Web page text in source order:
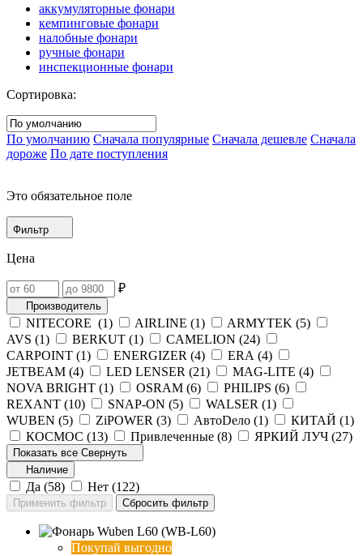
аккумуляторные фонари
кемпинговые фонари
налобные фонари
ручные фонари
инспекционные фонари
Сортировка:
По умолчанию Сначала популярные Сначала дешевле Сначала
дороже По дате поступления
Это обязательное поле
Фильтр
Цена
₽
Производитель
NITECORE (1) AIRLINE (1) ARMYTEK (5)
AVS (1) BERKUT (1) CAMELION (24)
CARPOINT (1) ENERGIZER (4) ERA (4)
JETBEAM (4) LED LENSER (21) MAG-LITE (4)
NOVA BRIGHT (1) OSRAM (6) PHILIPS (6)
REXANT (10) SNAP-ON (5) WALSER (1)
WUBEN (5) ZiPOWER (3) АвтоDело (1) КИТАЙ (1)
КОСМОС (13) Привлеченные (8) ЯРКИЙ ЛУЧ (27)
Показать все Свернуть
Наличие
Да (58) Нет (122)
Покупай выгодно